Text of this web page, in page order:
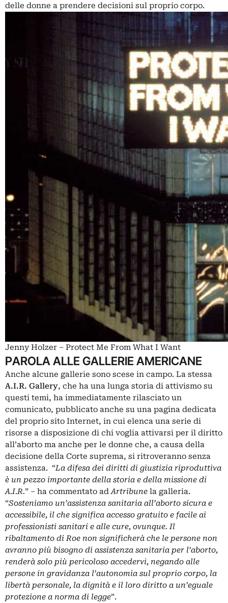
delle donne a prendere decisioni sul proprio corpo.
Jenny Holzer – Protect Me From What I Want
PAROLA ALLE GALLERIE AMERICANE
Anche alcune gallerie sono scese in campo. La stessa
A.I.R. Gallery, che ha una lunga storia di attivismo su
questi temi, ha immediatamente rilasciato un
comunicato, pubblicato anche su una pagina dedicata
del proprio sito Internet, in cui elenca una serie di
risorse a disposizione di chi voglia attivarsi per il diritto
all’aborto ma anche per le donne che, a causa della
decisione della Corte suprema, si ritroveranno senza
assistenza. “La difesa dei diritti di giustizia riproduttiva
è un pezzo importante della storia e della missione di
A.I.R.” ‒ ha commentato adArtribune la galleria.
“Sosteniamo un’assistenza sanitaria all’aborto sicura e
accessibile, il che significa accesso gratuito e facile ai
professionisti sanitari e alle cure, ovunque. Il
ribaltamento di Roe non significherà che le persone non
avranno più bisogno di assistenza sanitaria per l’aborto,
renderà solo più pericoloso accedervi, negando alle
persone in gravidanza l’autonomia sul proprio corpo, la
libertà personale, la dignità e il loro diritto a un’eguale
protezione a norma di legge”.